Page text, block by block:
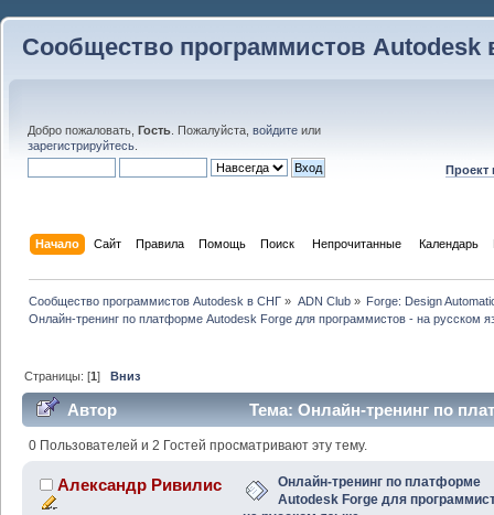
Сообщество программистов Autodesk
Добро пожаловать, Гость . Пожалуйста, войдите или
зарегистрируйтесь
Проект
Начало Сайт Правила Помощь Поиск Непрочитанные Календарь
Сообщество программистов Autodesk в СНГ » ADN Club» Forge: Design
Онлайн-тренинг по платформе Autodesk Forge для программистов - на русском
Страницы: [1]Вниз
Автор
Тема: Онлайн-тренинг по
программистов - на русском языке (Прочитано 51511
0 Пользователей и 2 Гостей просматривают эту тему.
Александр Ривилис
Онлайн-тренинг по платформе
Autodesk Forge для